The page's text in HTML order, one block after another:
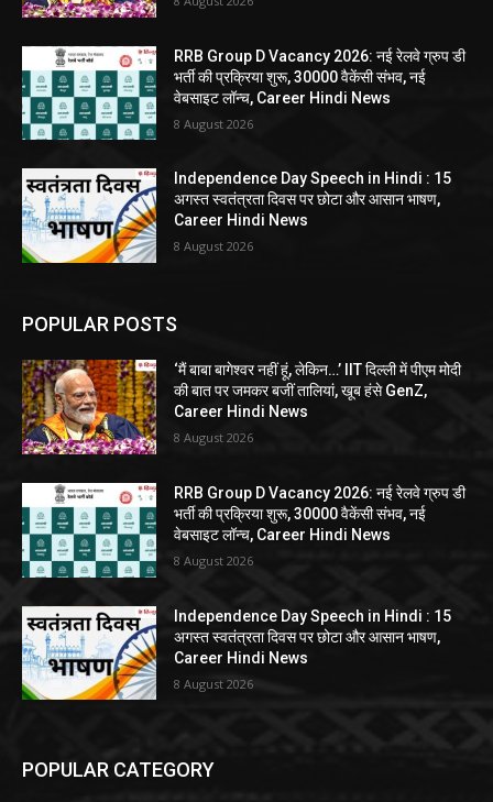
RRB Group D Vacancy 2026: नई रेलवे ग्रुप डी
भर्ती की प्रक्रिया शुरू, 30000 वैकेंसी संभव, नई
वेबसाइट लॉन्च, Career Hindi News
8 August 2026
Independence Day Speech in Hindi : 15
अगस्त स्वतंत्रता दिवस पर छोटा और आसान भाषण,
Career Hindi News
8 August 2026
POPULAR POSTS
‘मैं बाबा बागेश्वर नहीं हूं, लेकिन…’ IIT दिल्ली में पीएम मोदी
की बात पर जमकर बजीं तालियां, खूब हंसे GenZ,
Career Hindi News
8 August 2026
RRB Group D Vacancy 2026: नई रेलवे ग्रुप डी
भर्ती की प्रक्रिया शुरू, 30000 वैकेंसी संभव, नई
वेबसाइट लॉन्च, Career Hindi News
8 August 2026
Independence Day Speech in Hindi : 15
अगस्त स्वतंत्रता दिवस पर छोटा और आसान भाषण,
Career Hindi News
8 August 2026
POPULAR CATEGORY